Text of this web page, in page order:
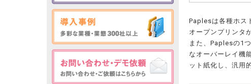
Paplesは各種ホス
オープンプリンタ
また、Paplesの1
なオーバーレイ機
ット紙化し、汎用